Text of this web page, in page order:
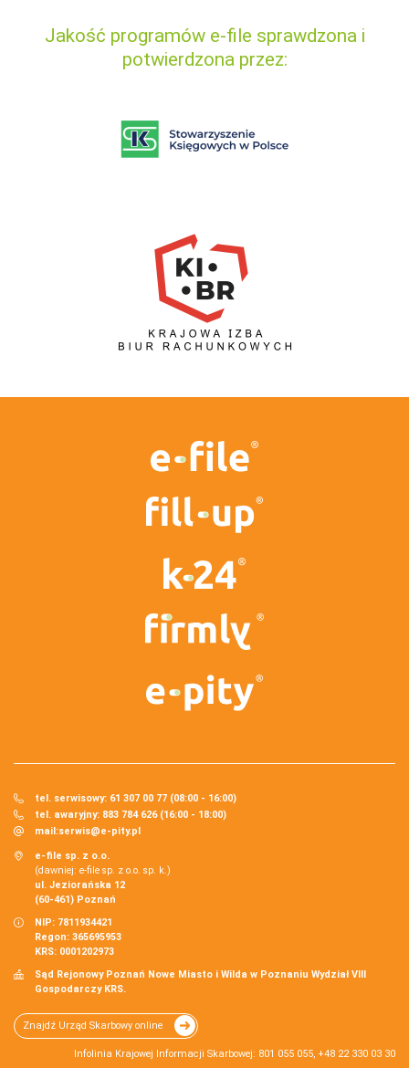
Jakość programów e-file sprawdzona i
potwierdzona przez:
tel. serwisowy: 61 307 00 77 (08:00 - 16:00)
tel. awaryjny: 883 784 626 (16:00 - 18:00)
mail:serwis@e-pity.pl
e-file sp. z o.o.
(dawniej: e-file sp. z o.o. sp. k.)
ul. Jeziorańska 12
(60-461) Poznań
NIP: 7811934421
Regon: 365695953
KRS: 0001202973
Sąd Rejonowy Poznań Nowe Miasto i Wilda w Poznaniu Wydział VIII
Gospodarczy KRS.
Znajdź Urząd Skarbowy online
Infolinia Krajowej Informacji Skarbowej: 801 055 055, +48 22 330 03 30